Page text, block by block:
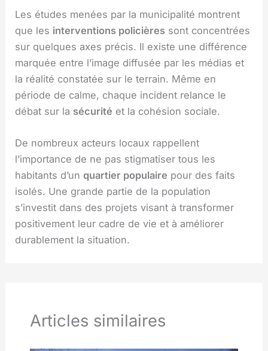
Les études menées par la municipalité montrent
que les interventions policières sont concentrées
sur quelques axes précis. Il existe une différence
marquée entre l’image diffusée par les médias et
la réalité constatée sur le terrain. Même en
période de calme, chaque incident relance le
débat sur la sécurité et la cohésion sociale.
De nombreux acteurs locaux rappellent
l’importance de ne pas stigmatiser tous les
habitants d’unquartier populaire pour des faits
isolés. Une grande partie de la population
s’investit dans des projets visant à transformer
positivement leur cadre de vie et à améliorer
durablement la situation.
Articles similaires